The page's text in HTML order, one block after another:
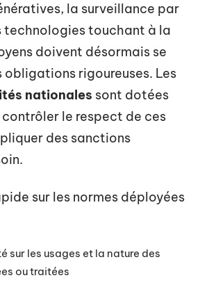
la surveillance par
technologies touchant à la
doivent désormais se
obligations rigoureuses. Les
nationales sont dotées
contrôler le respect de ces
des sanctions
sur les normes déployées
sur les usages et la nature des
ou traitées